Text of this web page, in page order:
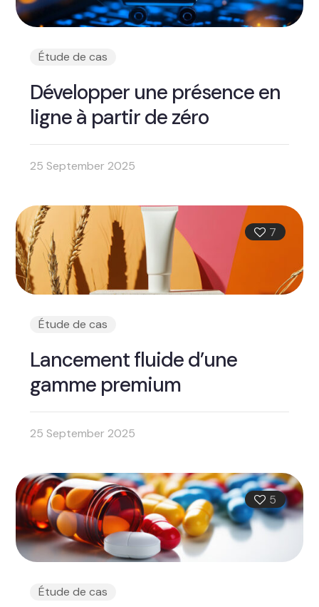
Étude de cas
Développer une présence en
ligne à partir de zéro
25 September 2025
7
Étude de cas
Lancement fluide d’une
gamme premium
25 September 2025
5
Étude de cas